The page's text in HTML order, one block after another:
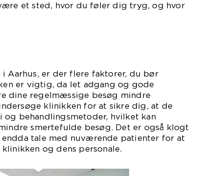
et sted, hvor du føler dig tryg, og hvor
Aarhus, er der flere faktorer, du bør
er vigtig, da let adgang og gode
dine regelmæssige besøg mindre
klinikken for at sikre dig, at de
og behandlingsmetoder, hvilket kan
smertefulde besøg. Det er også klogt
tale med nuværende patienter for at
og dens personale.